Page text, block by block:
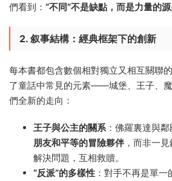
們看到：​ ​“不同”不是缺點，而是力量的源
2. 叙事結構：經典框架下的創新
每本書都包含數個相對獨立又相互關聯
了童話中常見的元素——城堡、王子、
們全新的走向：
王子與公主的關系：佛羅裏達與
朋友和平等的冒險夥伴，而非一
解決問題，互相救贖。
​“反派”的多樣性 ：對手不再是單